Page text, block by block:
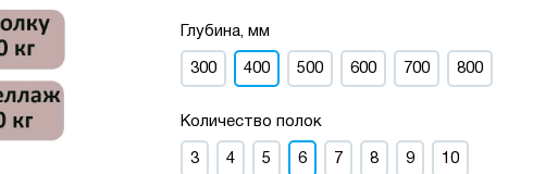
Глубина, мм
300 400 500 600 700 800
Количество полок
3 4 5 6 7 8 9 10